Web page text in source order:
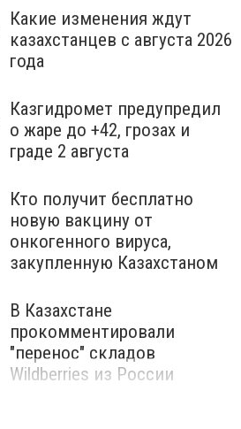
Какие изменения ждут
казахстанцев с августа 2026
года
Казгидромет предупредил
о жаре до +42, грозах и
граде 2 августа
Кто получит бесплатно
новую вакцину от
онкогенного вируса,
закупленную Казахстаном
В Казахстане
прокомментировали
"перенос" складов
Wildberries из России